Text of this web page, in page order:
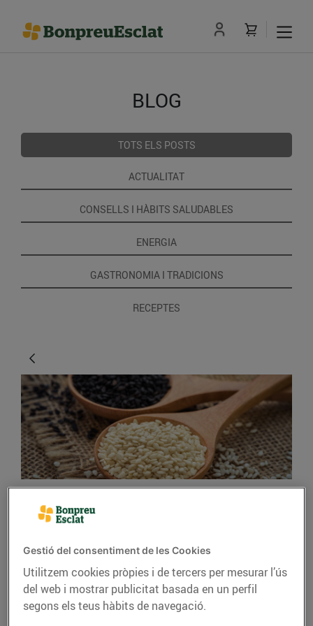
BLOG
TOTS ELS POSTS
ACTUALITAT
CONSELLS I HÀBITS SALUDABLES
ENERGIA
GASTRONOMIA I TRADICIONS
RECEPTES
CONSELLS I HÀBITS SALUDABLES
Les llavors i els cereals,
la base d’una dieta sana
05/d’abril/2019
Gestió del consentiment de les Cookies
Utilitzem cookies pròpies i de tercers per mesurar l’ús
del web i mostrar publicitat basada en un perfil
segons els teus hàbits de navegació.